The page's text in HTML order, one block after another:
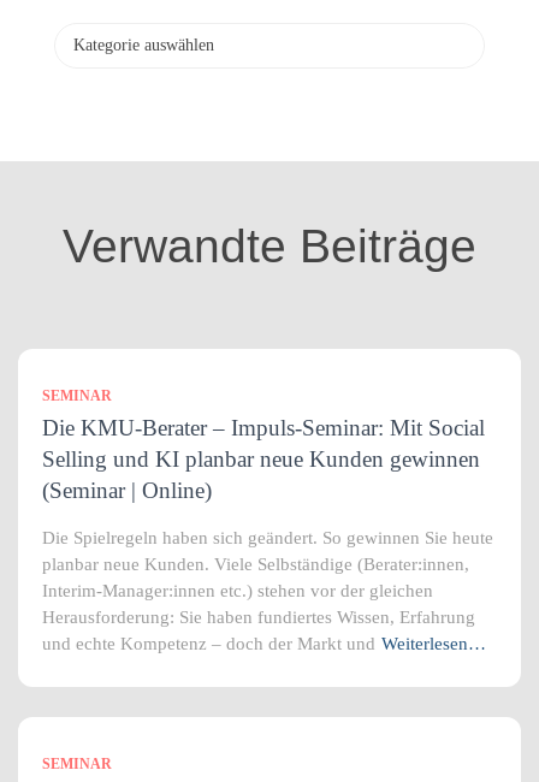
o
Verwandte Beiträge
SEMINAR
Die KMU-Berater – Impuls-Seminar: Mit Social
Selling und KI planbar neue Kunden gewinnen
(Seminar | Online)
Die Spielregeln haben sich geändert. So gewinnen Sie heute
planbar neue Kunden. Viele Selbständige (Berater:innen,
Interim-Manager:innen etc.) stehen vor der gleichen
Herausforderung: Sie haben fundiertes Wissen, Erfahrung
und echte Kompetenz – doch der Markt und Weiterlesen…
SEMINAR